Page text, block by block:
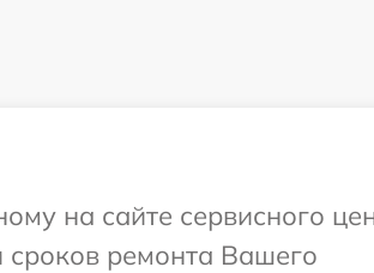
на сайте сервисного
ремонта Вашего